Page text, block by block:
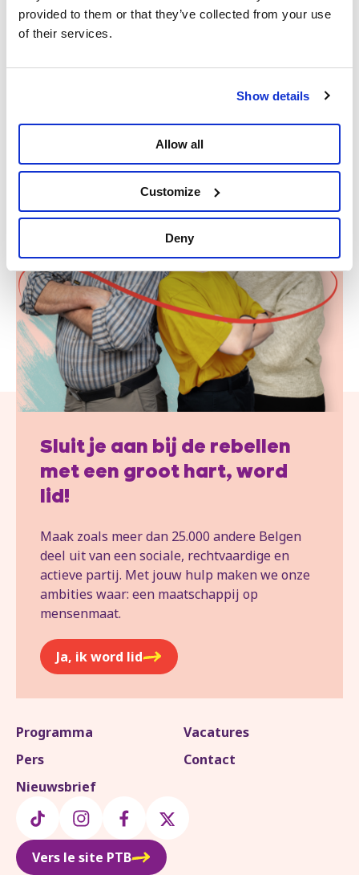
provided to them or that they’ve collected from your use
of their services.
Show details
Allow all
Customize
Deny
Delen
Sluit je aan bij de rebellen
met een groot hart, word
lid!
Maak zoals meer dan 25.000 andere Belgen
deel uit van een sociale, rechtvaardige en
actieve partij. Met jouw hulp maken we onze
ambities waar: een maatschappij op
mensenmaat.
Ja, ik word lid
Programma
Vacatures
Pers
Contact
Nieuwsbrief
Vers le site PTB